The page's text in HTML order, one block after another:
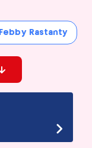
Febby Rastanty